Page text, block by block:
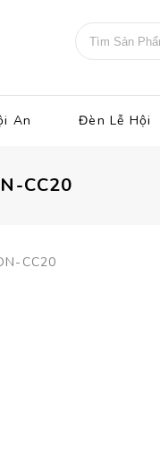
An Đèn Lễ Hội
CC20